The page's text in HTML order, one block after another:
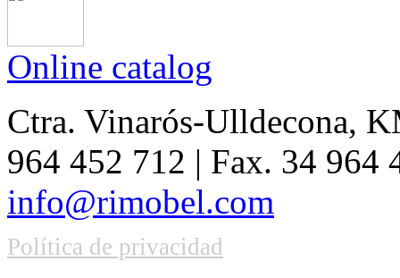
Online catalog
Ctra. Vinarós-Ulldecona,
964 452 712 | Fax. 34
info@rimobel.com
Política de privacidad